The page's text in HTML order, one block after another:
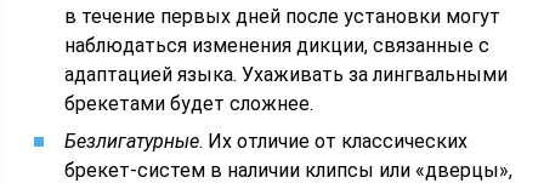
в течение первых дней после установки могут
наблюдаться изменения дикции, связанные с
адаптацией языка. Ухаживать за лингвальными
брекетами будет сложнее.
Безлигатурные. Их отличие от классических
брекет-систем в наличии клипсы или «дверцы»,